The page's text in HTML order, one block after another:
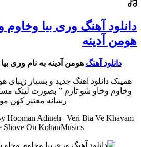
دانلود آهنگ وری بیا وخاوم
هومن آدینه
دانلود آهنگ هومن آدینه به نام وری
همینک دانلود اهنگ جدید و بسیار زیبای
وخاوم وخاو شو تارم ” بصورت لینک
رسانه معتبر کهن
Hooman Adineh | Veri Bia Ve Khavam
Shove On KohanMusics